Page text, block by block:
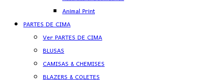
Animal Print
PARTES DE CIMA
Ver PARTES DE CIMA
BLUSAS
CAMISAS & CHEMISES
BLAZERS & COLETES